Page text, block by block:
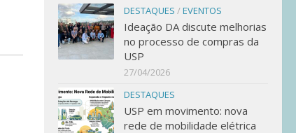
DESTAQUES /EVENTOS
Ideação DA discute melhorias
no processo de compras da
USP
27/04/2026
DESTAQUES
USP em movimento: nova
rede de mobilidade elétrica